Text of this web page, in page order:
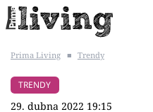
BYDLENÍ SLAVNÝCH
Prima Living ■ Trendy
TRENDY
29. dubna 2022 19:15